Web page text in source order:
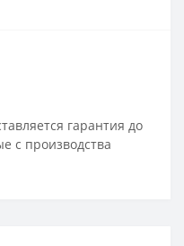
гарантия до
с производства